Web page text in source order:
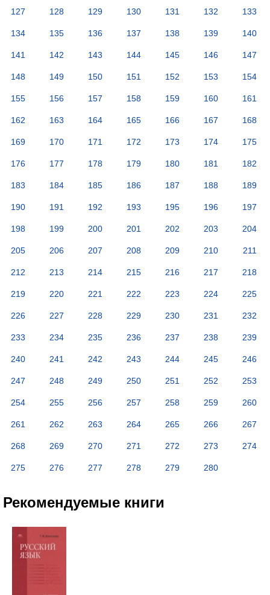
127 128 129 130 131 132 133
134 135 136 137 138 139 140
141 142 143 144 145 146 147
148 149 150 151 152 153 154
155 156 157 158 159 160 161
162 163 164 165 166 167 168
169 170 171 172 173 174 175
176 177 178 179 180 181 182
183 184 185 186 187 188 189
190 191 192 193 195 196 197
198 199 200 201 202 203 204
205 206 207 208 209 210 211
212 213 214 215 216 217 218
219 220 221 222 223 224 225
226 227 228 229 230 231 232
233 234 235 236 237 238 239
240 241 242 243 244 245 246
247 248 249 250 251 252 253
254 255 256 257 258 259 260
261 262 263 264 265 266 267
268 269 270 271 272 273 274
275 276 277 278 279 280
Рекомендуемые книги